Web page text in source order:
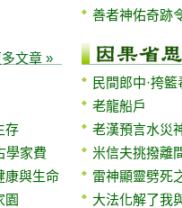
文章 »
存
學家費
康與生命
園
善者神佑奇跡
民間郎中·挎
老龍船戶
老漢預言水災
米信夫挑撥離
雷神顯靈劈死
大法化解了我